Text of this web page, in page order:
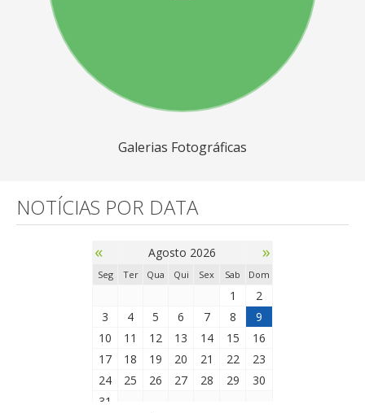
Galerias Fotográficas
NOTÍCIAS POR DATA
« Agosto 2026 »
Seg Ter Qua Qui Sex Sab Dom
1
2
3
4 5 6 7 8
9
10
11 12 13 14 15
16
17
18 19 20 21 22
23
24
25 26 27 28 29
30
31